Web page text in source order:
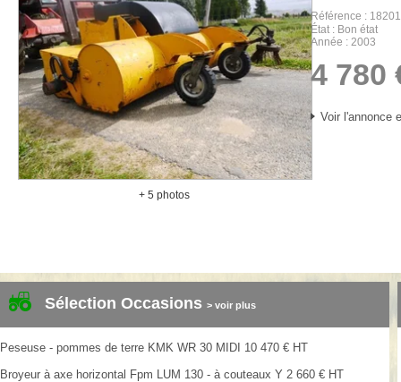
+ 5 photos
Référence
18201
État
Bon état
Année
2003
4 780
Voir l'annonce
Sélection Occasions > voir plus
Peseuse - pommes de terre KMK WR 30 MIDI 10 470 € HT
Broyeur à axe horizontal Fpm LUM 130 - à couteaux Y 2 660 € HT